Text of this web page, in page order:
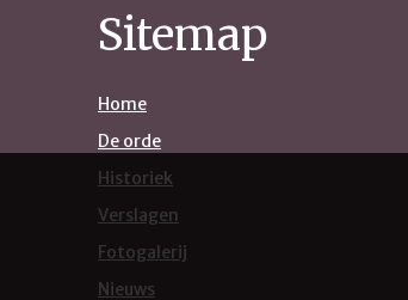
Sitemap
Home
De orde
Historiek
Verslagen
Fotogalerij
Nieuws